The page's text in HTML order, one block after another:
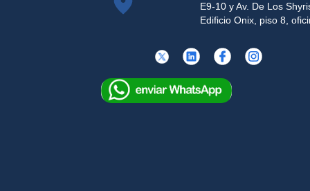
E9-10 y Av. De Los
Edificio Onix, piso 8,